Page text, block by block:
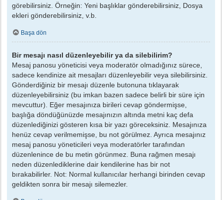
görebilirsiniz. Örneğin: Yeni başlıklar gönderebilirsiniz, Dosya
ekleri gönderebilirsiniz, v.b.
Başa dön
Bir mesajı nasıl düzenleyebilir ya da silebilirim?
Mesaj panosu yöneticisi veya moderatör olmadığınız sürece,
sadece kendinize ait mesajları düzenleyebilir veya silebilirsiniz.
Gönderdiğiniz bir mesajı düzenle butonuna tıklayarak
düzenleyebilirsiniz (bu imkan bazen sadece belirli bir süre için
mevcuttur). Eğer mesajınıza birileri cevap göndermişse,
başlığa döndüğünüzde mesajınızın altında metni kaç defa
düzenlediğinizi gösteren kısa bir yazı göreceksiniz. Mesajınıza
henüz cevap verilmemişse, bu not görülmez. Ayrıca mesajınız
mesaj panosu yöneticileri veya moderatörler tarafından
düzenlenince de bu metin görünmez. Buna rağmen mesajı
neden düzenlediklerine dair kendilerine has bir not
bırakabilirler. Not: Normal kullanıcılar herhangi birinden cevap
geldikten sonra bir mesajı silemezler.